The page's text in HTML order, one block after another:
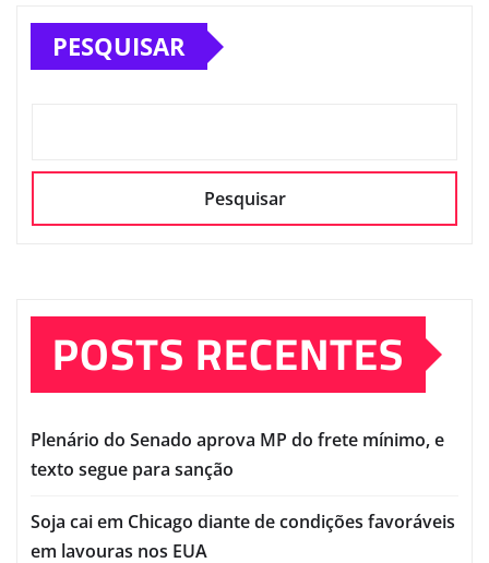
PESQUISAR
Pesquisar
POSTS RECENTES
Plenário do Senado aprova MP do frete mínimo, e
texto segue para sanção
Soja cai em Chicago diante de condições favoráveis
em lavouras nos EUA